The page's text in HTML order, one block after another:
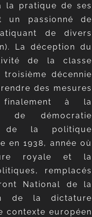
la pratique de ses
un passionné de
de divers
La déception du
de la classe
décennie
des mesures
finalement à la
de démocratie
de la politique
en 1938, année où
royale et la
remplacés
National de la
de la dictature
contexte européen